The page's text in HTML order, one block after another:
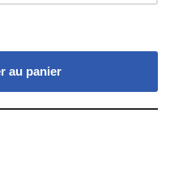
au panier